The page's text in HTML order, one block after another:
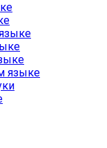
языке